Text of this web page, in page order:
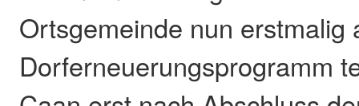
Ortsgemeinde nun erstmalig
Dorferneuerungsprogramm